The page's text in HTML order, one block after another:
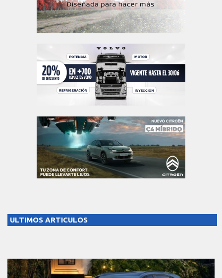
ULTIMOS ARTICULOS